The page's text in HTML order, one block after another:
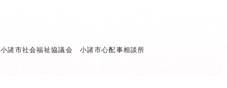
小諸市社会福祉協議会 小諸市心配事相談所